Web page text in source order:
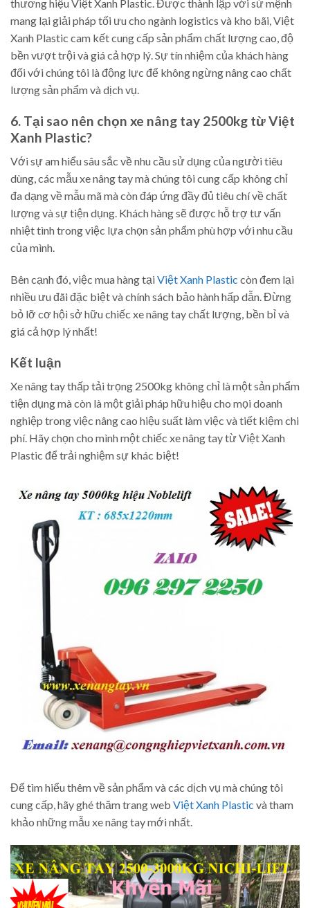
thương hiệu Việt Xanh Plastic. Được thành lập với sứ mệnh
mang lại giải pháp tối ưu cho ngành logistics và kho bãi, Việt
Xanh Plastic cam kết cung cấp sản phẩm chất lượng cao, độ
bền vượt trội và giá cả hợp lý. Sự tín nhiệm của khách hàng
đối với chúng tôi là động lực để không ngừng nâng cao chất
lượng sản phẩm và dịch vụ.
6. Tại sao nên chọn xe nâng tay 2500kg từ Việt
Xanh Plastic?
Với sự am hiểu sâu sắc về nhu cầu sử dụng của người tiêu
dùng, các mẫu xe nâng tay mà chúng tôi cung cấp không chỉ
đa dạng về mẫu mã mà còn đáp ứng đầy đủ tiêu chí về chất
lượng và sự tiện dụng. Khách hàng sẽ được hỗ trợ tư vấn
nhiệt tình trong việc lựa chọn sản phẩm phù hợp với nhu cầu
của mình.
Bên cạnh đó, việc mua hàng tạiViệt Xanh Plastic còn đem lại
nhiều ưu đãi đặc biệt và chính sách bảo hành hấp dẫn. Đừng
bỏ lỡ cơ hội sở hữu chiếc xe nâng tay chất lượng, bền bỉ và
giá cả hợp lý nhất!
Kết luận
Xe nâng tay thấp tải trọng 2500kg không chỉ là một sản phẩm
tiện dụng mà còn là một giải pháp hữu hiệu cho mọi doanh
nghiệp trong việc nâng cao hiệu suất làm việc và tiết kiệm chi
phí. Hãy chọn cho mình một chiếc xe nâng tay từ Việt Xanh
Plastic để trải nghiệm sự khác biệt!
Để tìm hiểu thêm về sản phẩm và các dịch vụ mà chúng tôi
cung cấp, hãy ghé thăm trang web Việt Xanh Plastic và tham
khảo những mẫu xe nâng tay mới nhất.